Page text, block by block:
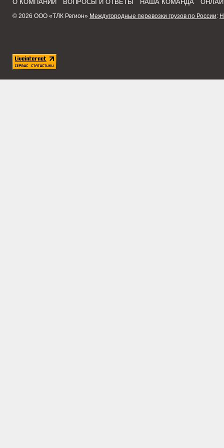
О КОМПАНИИ ВОПРОСЫ И ОТВЕТЫ НАША КОМАНДА
© 2026 ООО «ТЛК Регион» Междугородные перевозки грузов по России: